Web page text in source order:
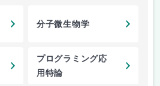
分子微生物学
プログラミング応
用特論